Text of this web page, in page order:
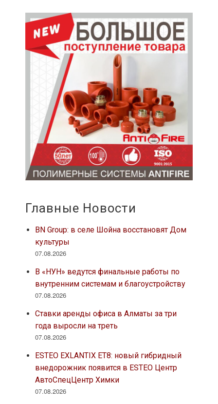
Главные Новости
BN Group: в селе Шойна восстановят Дом
культуры
07.08.2026
В «НУН» ведутся финальные работы по
внутренним системам и благоустройству
07.08.2026
Ставки аренды офиса в Алматы за три
года выросли на треть
07.08.2026
ESTEO EXLANTIX ET8: новый гибридный
внедорожник появится в ESTEO Центр
АвтоСпецЦентр Химки
07.08.2026